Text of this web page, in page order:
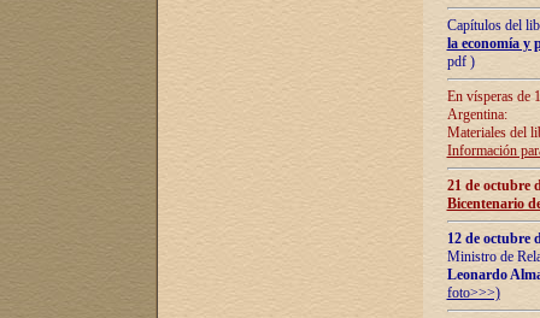
Capítulos del
la economía y
pdf )
En vísperas de
Argentina:
Materiales del
Información
21 de octubre
Bicentenario
12 de octubre
Ministro de
Leonardo
foto>>>)